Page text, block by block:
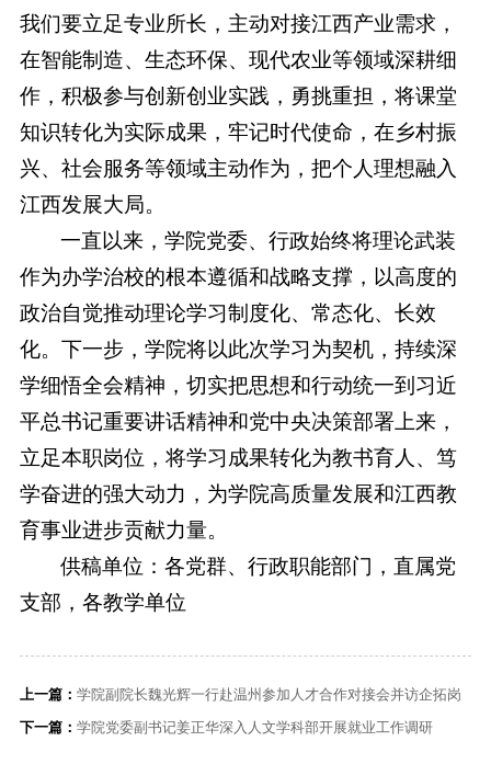
我们要立足专业所长，主动对接江西产业需求，
在智能制造、生态环保、现代农业等领域深耕细
作，积极参与创新创业实践，勇挑重担，将课堂
知识转化为实际成果，牢记时代使命，在乡村振
兴、社会服务等领域主动作为，把个人理想融入
江西发展大局。
一直以来，学院党委、行政始终将理论武装
作为办学治校的根本遵循和战略支撑，以高度的
政治自觉推动理论学习制度化、常态化、长效
化。下一步，学院将以此次学习为契机，持续深
学细悟全会精神，切实把思想和行动统一到习近
平总书记重要讲话精神和党中央决策部署上来，
立足本职岗位，将学习成果转化为教书育人、笃
学奋进的强大动力，为学院高质量发展和江西教
育事业进步贡献力量。
供稿单位：各党群、行政职能部门，直属党
支部，各教学单位
上一篇： 学院副院长魏光辉一行赴温州参加人才合作对接会并访企拓岗
下一篇： 学院党委副书记姜正华深入人文学科部开展就业工作调研